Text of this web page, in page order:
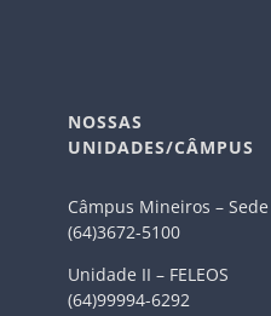
NOSSAS
UNIDADES/CÂMPUS
Câmpus Mineiros – Sede
(64)3672-5100
Unidade II – FELEOS
(64)99994-6292